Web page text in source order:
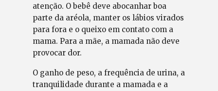
atenção. O bebê deve abocanhar boa
parte da aréola, manter os lábios virados
para fora e o queixo em contato com a
mama. Para a mãe, a mamada não deve
provocar dor.
O ganho de peso, a frequência de urina, a
tranquilidade durante a mamada e a